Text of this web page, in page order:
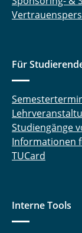
Für
Studiengänge
Informationen
TUCard
Interne Tools